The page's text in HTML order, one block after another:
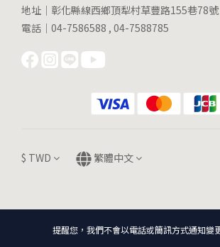
地址｜彰化縣線西鄉頂犁村草豐路155巷78號
電話｜04-7586588 , 04-7588785
$ TWD 繁體中文
提醒您，我們不會以電話或簡訊方式通知變